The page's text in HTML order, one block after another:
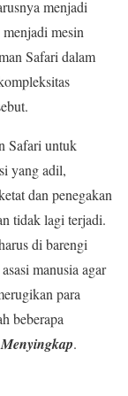
menjadi
mesin
Safari dalam
Safari untuk
yang adil,
dan penegakan
tidak lagi terjadi.
di barengi
manusia agar
para
beberapa
Menyingkap.